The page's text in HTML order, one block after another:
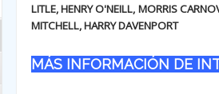
LITLE, HENRY O'NEILL, MORRIS
MITCHELL, HARRY DAVENPORT
MÁS INFORMACIÓN DE